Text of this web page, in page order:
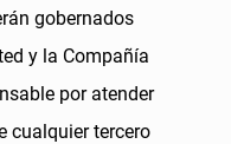
gobernados
y la Compañía
por atender
cualquier tercero